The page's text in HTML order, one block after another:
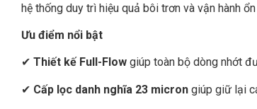
hệ thống duy trì hiệu quả bôi trơn và vận hành
Ưu điểm nổi bật
✔ Thiết kế Full-Flow giúp toàn bộ dòng nhớt
✔ Cấp lọc danh nghĩa 23 micron giúp giữ lại